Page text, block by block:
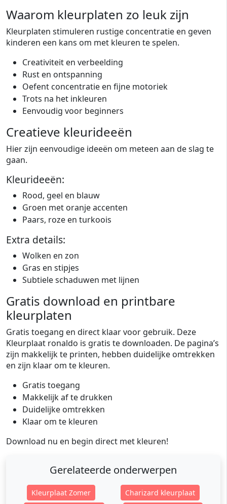
Waarom kleurplaten zo leuk zijn
Kleurplaten stimuleren rustige concentratie en geven
kinderen een kans om met kleuren te spelen.
Creativiteit en verbeelding
Rust en ontspanning
Oefent concentratie en fijne motoriek
Trots na het inkleuren
Eenvoudig voor beginners
Creatieve kleurideeën
Hier zijn eenvoudige ideeën om meteen aan de slag te
gaan.
Kleurideeën:
Rood, geel en blauw
Groen met oranje accenten
Paars, roze en turkoois
Extra details:
Wolken en zon
Gras en stipjes
Subtiele schaduwen met lijnen
Gratis download en printbare
kleurplaten
Gratis toegang en direct klaar voor gebruik. Deze
Kleurplaat ronaldo is gratis te downloaden. De pagina’s
zijn makkelijk te printen, hebben duidelijke omtrekken
en zijn klaar om te kleuren.
Gratis toegang
Makkelijk af te drukken
Duidelijke omtrekken
Klaar om te kleuren
Download nu en begin direct met kleuren!
Gerelateerde onderwerpen
Kleurplaat Zomer
Charizard kleurplaat